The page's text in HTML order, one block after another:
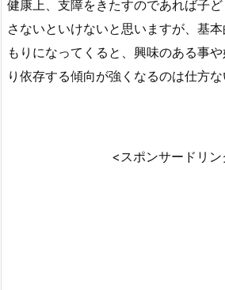
健康上、支障をきたすのであれば子
さないといけないと思いますが、基
もりになってくると、興味のある事
り依存する傾向が強くなるのは仕方な
<スポンサードリン